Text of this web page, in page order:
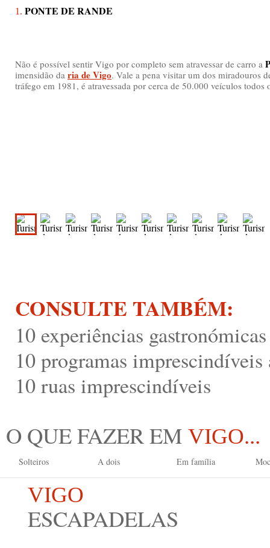
1. PONTE DE RANDE
Não é possível sentir Vigo por completo sem atravessar de carro a
imensidão da ria de Vigo. Vale a pena visitar um dos miradouros
tráfego em 1981, é atravessada por cerca de 50.000 veículos
CONSULTE TAMBÉM:
10 experiências
10 programas
10 ruas imprescindíveis
O QUE FAZER EM VIGO...
Solteiros A dois Em família
VIGO
ESCAPADELAS